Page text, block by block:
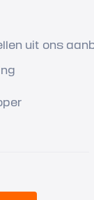
uit ons